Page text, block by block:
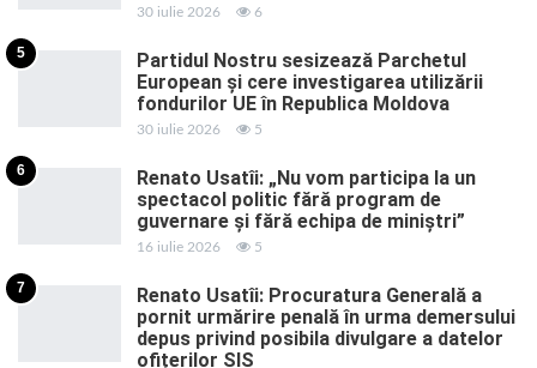
30 iulie 2026 6
5
Partidul Nostru sesizează Parchetul
European și cere investigarea utilizării
fondurilor UE în Republica Moldova
30 iulie 2026 5
6
Renato Usatîi: „Nu vom participa la un
spectacol politic fără program de
guvernare și fără echipa de miniștri”
16 iulie 2026 5
7
Renato Usatîi: Procuratura Generală a
pornit urmărire penală în urma demersului
depus privind posibila divulgare a datelor
ofițerilor SIS